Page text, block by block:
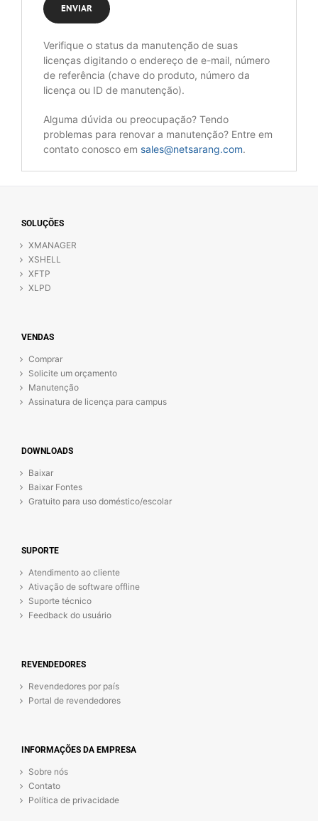
Verifique o status da manutenção de suas
licenças digitando o endereço de e-mail, número
de referência (chave do produto, número da
licença ou ID de manutenção).
Alguma dúvida ou preocupação? Tendo
problemas para renovar a manutenção? Entre em
contato conosco em sales@netsarang.com.
SOLUÇÕES
XMANAGER
XSHELL
XFTP
XLPD
VENDAS
Comprar
Solicite um orçamento
Manutenção
Assinatura de licença para campus
DOWNLOADS
Baixar
Baixar Fontes
Gratuito para uso doméstico/escolar
SUPORTE
Atendimento ao cliente
Ativação de software offline
Suporte técnico
Feedback do usuário
REVENDEDORES
Revendedores por país
Portal de revendedores
INFORMAÇÕES DA EMPRESA
Sobre nós
Contato
Política de privacidade